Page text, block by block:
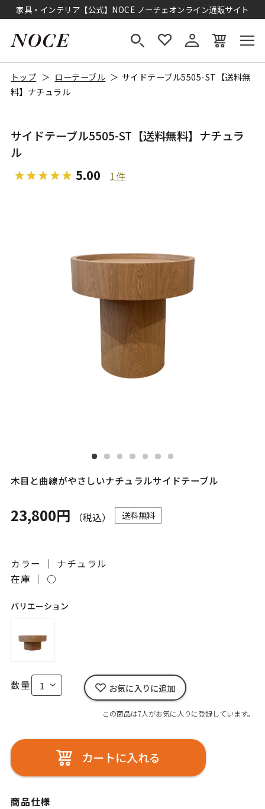
家具・インテリア【公式】NOCE ノーチェオンライン通販サイト
トップ ローテーブル
サイドテーブル5505-ST【送料無
料】ナチュラル
サイドテーブル5505-ST【送料無料】ナチュラ
ル
5.00 1件
木目と曲線がやさしいナチュラルサイドテーブル
23,800円 （税込） 送料無料
カラー ｜ ナチュラル
在庫 ｜ ○
バリエーション
数量 お気に入りに追加
この商品は7人がお気に入りに登録しています。
カートに入れる
商品仕様